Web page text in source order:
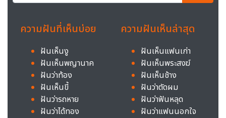
ความฝันที่เห็นบ่อย
ฝันเห็นงู
ฝันเห็นพญานาค
ฝันว่าท้อง
ฝันเห็นขี้
ฝันว่ารถหาย
ฝันว่าได้ทอง
ความฝันเห็นล่าสุด
ฝันเห็นแฟนเก่า
ฝันเห็นพระสงฆ์
ฝันเห็นช้าง
ฝันว่าตัดผม
ฝันว่าฟันหลุด
ฝันว่าแฟนนอกใจ